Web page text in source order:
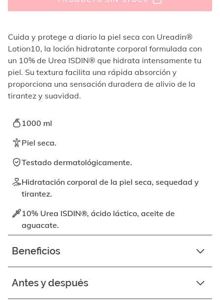
las
imágenes
hay
ningún
elemento
enfocable,
videos
pueden
reproducir
activando
botón
correspondiente.
Cuida y protege a diario la piel seca con Ureadin®
Lotion10, la loción hidratante corporal formulada con
un 10% de Urea ISDIN® que hidrata intensamente tu
piel. Su textura facilita una rápida absorción y
proporciona una sensación duradera de alivio de la
tirantez y suavidad.
1000 ml
Piel seca.
Testado dermatológicamente.
Hidratación corporal de la piel seca, sequedad y
tirantez.
10% Urea ISDIN®, ácido láctico, aceite de
aguacate.
Beneficios
Antes y después